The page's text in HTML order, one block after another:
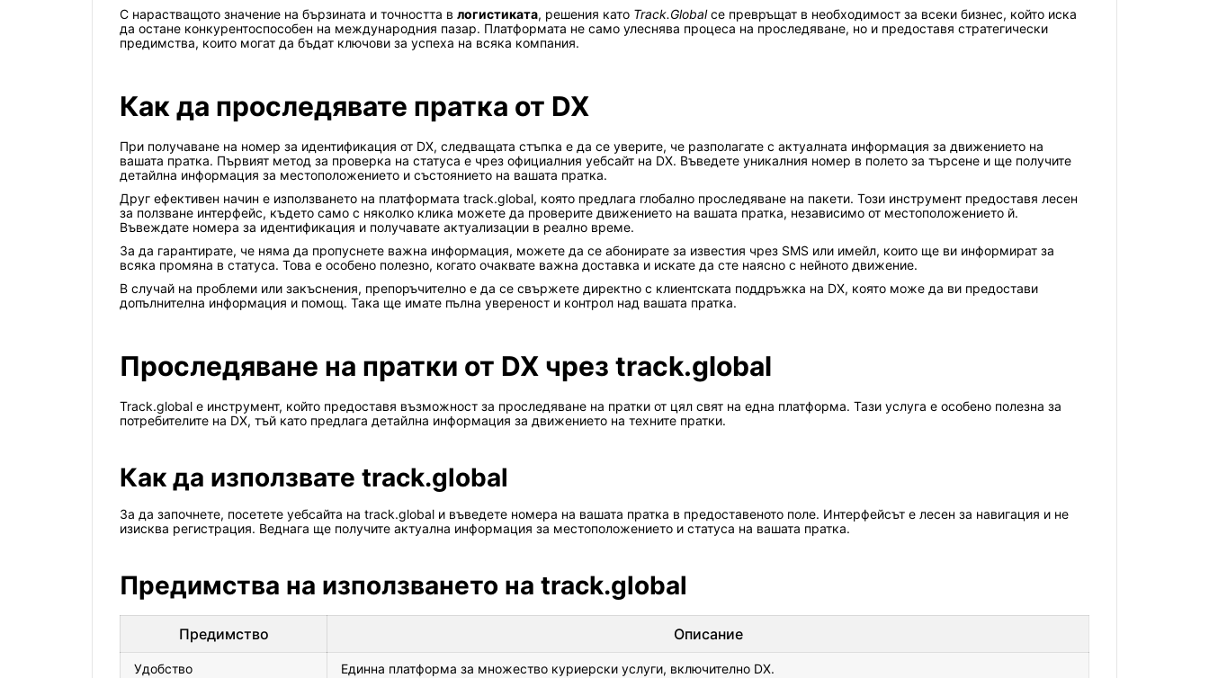
С нарастващото значение на бързината и точността в логистиката, решения като Track.Globalсе превръщат в необходимост за всеки бизнес, който иска
да остане конкурентоспособен на международния пазар. Платформата не само улеснява процеса на проследяване, но и предоставя стратегически
предимства, които могат да бъдат ключови за успеха на всяка компания.
Как да проследявате пратка от DX
При получаване на номер за идентификация от DX, следващата стъпка е да се уверите, че разполагате с актуалната информация за движението на
вашата пратка. Първият метод за проверка на статуса е чрез официалния уебсайт на DX. Въведете уникалния номер в полето за търсене и ще получите
детайлна информация за местоположението и състоянието на вашата пратка.
Друг ефективен начин е използването на платформата track.global, която предлага глобално проследяване на пакети. Този инструмент предоставя лесен
за ползване интерфейс, където само с няколко клика можете да проверите движението на вашата пратка, независимо от местоположението й.
Въвеждате номера за идентификация и получавате актуализации в реално време.
За да гарантирате, че няма да пропуснете важна информация, можете да се абонирате за известия чрез SMS или имейл, които ще ви информират за
всяка промяна в статуса. Това е особено полезно, когато очаквате важна доставка и искате да сте наясно с нейното движение.
В случай на проблеми или закъснения, препоръчително е да се свържете директно с клиентската поддръжка на DX, която може да ви предостави
допълнителна информация и помощ. Така ще имате пълна увереност и контрол над вашата пратка.
Проследяване на пратки от DX чрез track.global
Track.global е инструмент, който предоставя възможност за проследяване на пратки от цял свят на една платформа. Тази услуга е особено полезна за
потребителите на DX, тъй като предлага детайлна информация за движението на техните пратки.
Как да използвате track.global
За да започнете, посетете уебсайта на track.global и въведете номера на вашата пратка в предоставеното поле. Интерфейсът е лесен за навигация и не
изисква регистрация. Веднага ще получите актуална информация за местоположението и статуса на вашата пратка.
Предимства на използването на track.global
Предимство Описание
Удобство Единна платформа за множество куриерски услуги, включително DX.